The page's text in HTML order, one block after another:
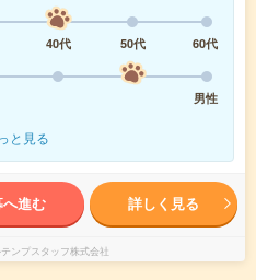
40代 50代
60代
男性
と見る
へ進む 詳しく見る
ンプスタッフ株式会社